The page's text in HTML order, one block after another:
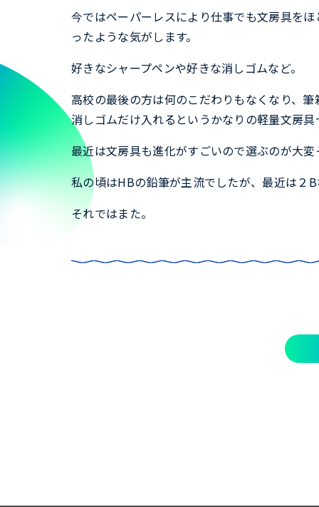
今ではペーパーレスにより仕事でも文房具を
ったような気がします。
好きなシャープペンや好きな消しゴムなど。
高校の最後の方は何のこだわりもなくなり、
消しゴムだけ入れるというかなりの軽量文房
最近は文房具も進化がすごいので選ぶのが大
私の頃はHBの鉛筆が主流でしたが、最近は２
それではまた。